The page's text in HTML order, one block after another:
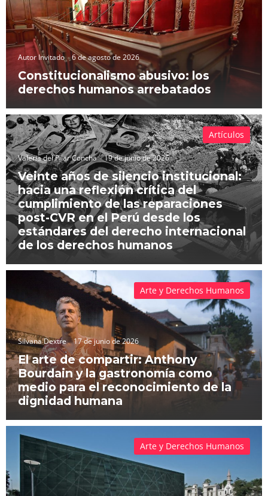
Autor Invitado 6 de agosto de 2026
Constitucionalismo abusivo: los
derechos humanos arrebatados
Valeria del Pilar Concha 19 de junio de 2026
Veinte años de silencio institucional:
hacia una reflexión crítica del
cumplimiento de las reparaciones
post-CVR en el Perú desde los
estándares del derecho internacional
de los derechos humanos
Artículos
Silvana Dextre 17 de junio de 2026
El arte de compartir: Anthony
Bourdain y la gastronomía como
medio para el reconocimiento de la
dignidad humana
Arte y Derechos Humanos
Arte y Derechos Humanos